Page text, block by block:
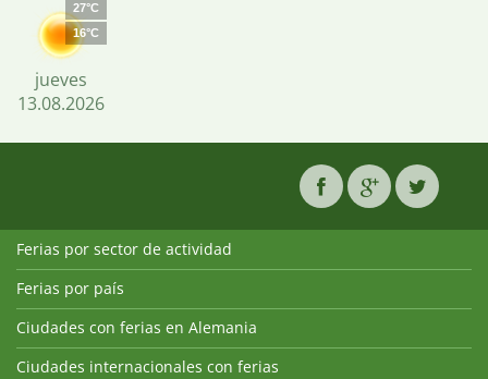
27°C
16°C
jueves
13.08.2026
Ferias por sector de actividad
Ferias por país
Ciudades con ferias en Alemania
Ciudades internacionales con ferias